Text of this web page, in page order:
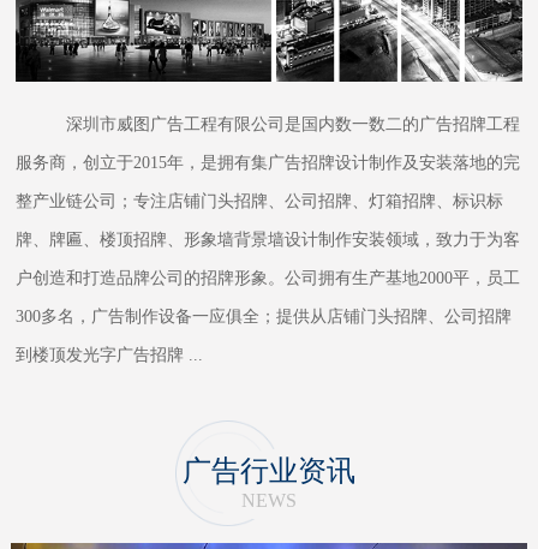
深圳市威图广告工程有限公司是国内数一数二的广告招牌工程
服务商，创立于2015年，是拥有集广告招牌设计制作及安装落地的完
整产业链公司；专注店铺门头招牌、公司招牌、灯箱招牌、标识标
牌、牌匾、楼顶招牌、形象墙背景墙设计制作安装领域，致力于为客
户创造和打造品牌公司的招牌形象。公司拥有生产基地2000平，员工
300多名，广告制作设备一应俱全；提供从店铺门头招牌、公司招牌
到楼顶发光字广告招牌
广告行业资讯
NEWS